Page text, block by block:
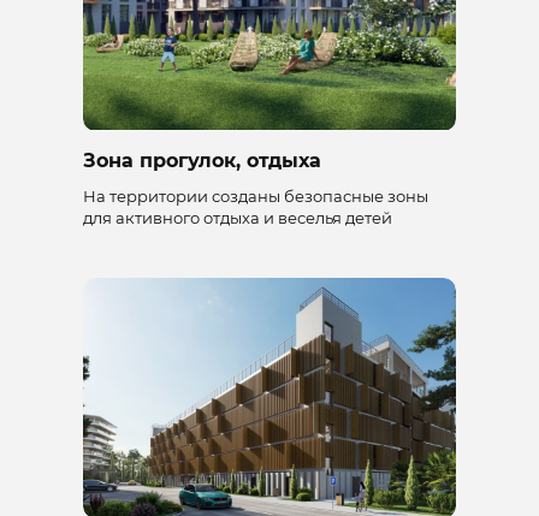
Зона прогулок, отдыха
На территории созданы безопасные зоны
для активного отдыха и веселья детей